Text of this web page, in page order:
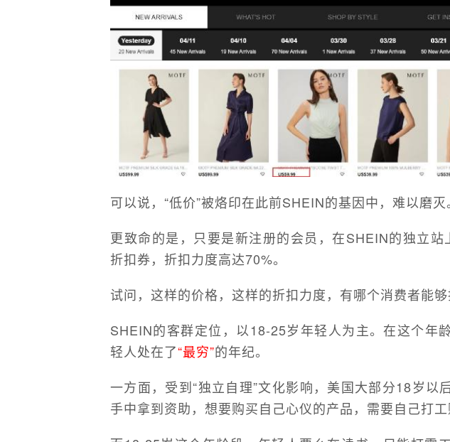
可以说，“低价”被烙印在此前SHEIN的基因中，难以磨灭
更致命的是，只要是新注册的会员，在SHEIN的独立
折扣券，折扣力度高达70%。
试问，这样的价格，这样的折扣力度，有哪个消费者能够
SHEIN的客群定位，以18-25岁年轻人为主。在这个年
轻人处在了“最穷”的年纪。
一方面，受到“独立自理”文化影响，美国大部分18岁以
手中拿到资助，想要购买自己心仪的产品，需要自己打工